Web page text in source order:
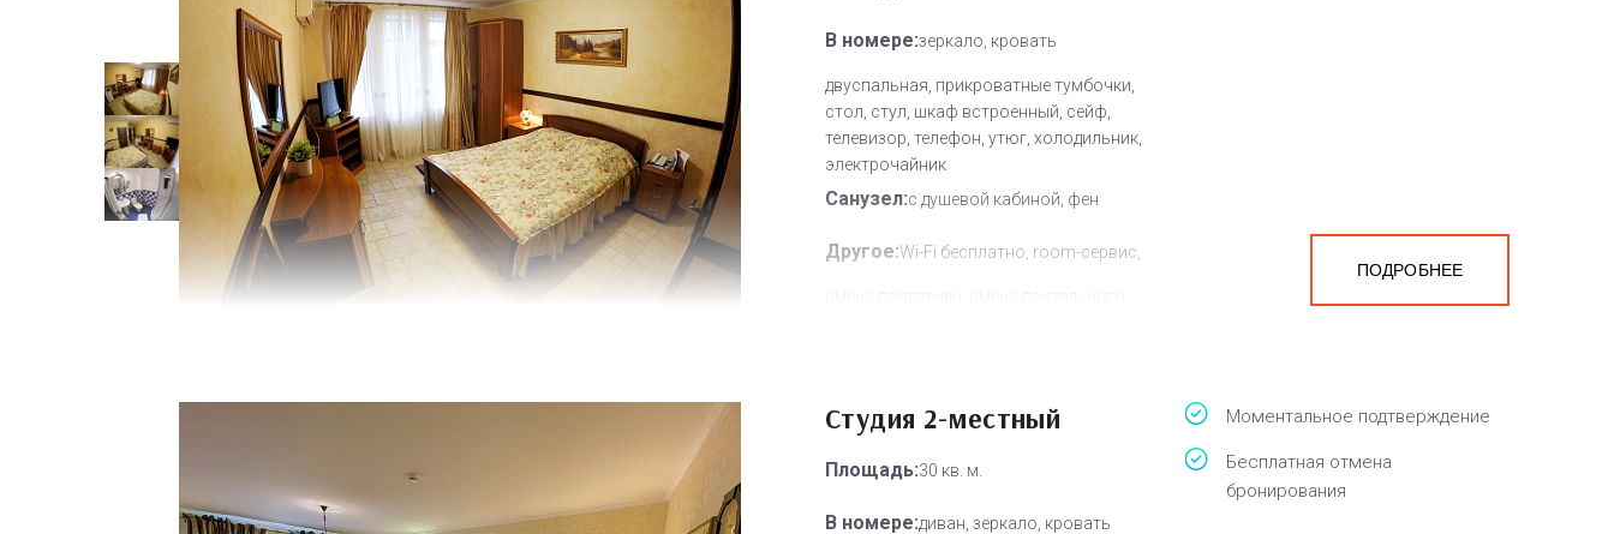
В номере:зеркало, кровать
двуспальная, прикроватные тумбочки,
стол, стул, шкаф встроенный, сейф,
телевизор, телефон, утюг, холодильник,
электрочайник
Санузел:с душевой кабиной, фен
Другое:Wi-Fi бесплатно, room-сервис,
ПОДРОБНЕЕ
Студия 2-местный
Площадь:30 кв. м.
В номере:диван, зеркало, кровать
Моментальное подтверждение
Бесплатная отмена
бронирования